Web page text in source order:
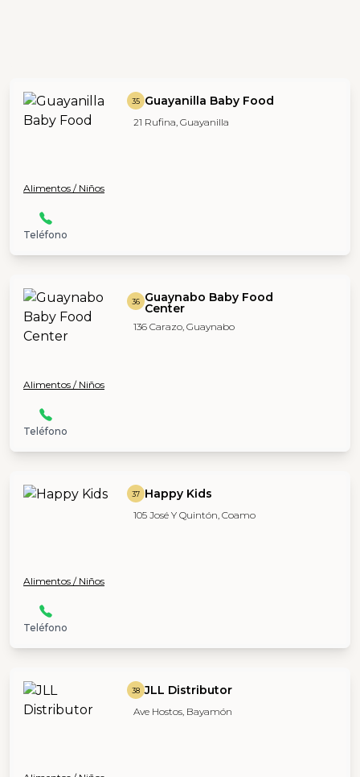
35 Guayanilla Baby Food
21 Rufina, Guayanilla
Alimentos / Niños
Teléfono
36 Guaynabo Baby Food
Center
136 Carazo, Guaynabo
Alimentos / Niños
Teléfono
37 Happy Kids
105 José Y Quintón, Coamo
Alimentos / Niños
Teléfono
38 JLL Distributor
Ave Hostos, Bayamón